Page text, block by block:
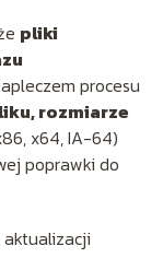
pliki
procesu
rozmiarze
x64, IA-64)
poprawki do
aktualizacji